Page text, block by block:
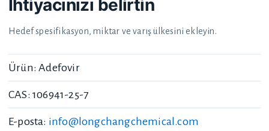
İhtiyacınızı belirtin
Hedef spesifikasyon, miktar ve varış ülkesini ekleyin.
Ürün: Adefovir
CAS: 106941-25-7
E-posta: info@longchangchemical.com